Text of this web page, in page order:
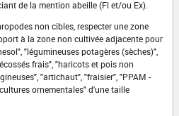
de la mention abeille (Fl et/ou Ex).
non cibles, respecter une zone
à la zone non cultivée adjacente pour
"légumineuses potagères (sèches)",
frais", "haricots et pois non
"artichaut", "fraisier", "PPAM -
ornementales" d'une taille